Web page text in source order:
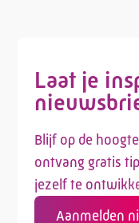
Laat je
Blijf op de
ontvang gratis
jezelf te
Aanmelden